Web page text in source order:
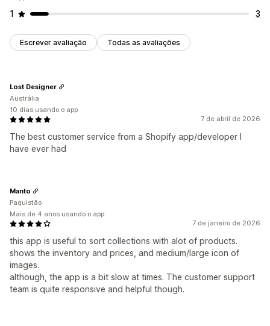
1
3
Escrever avaliação Todas as avaliações
7 de abril de 2026
The best customer service from a Shopify app/developer I
have ever had
Lost Designer
Austrália
10 dias usando o app
7 de janeiro de 2026
this app is useful to sort collections with alot of products.
shows the inventory and prices, and medium/large icon of
images.
although, the app is a bit slow at times. The customer support
team is quite responsive and helpful though.
Manto
Paquistão
Mais de 4 anos usando o app